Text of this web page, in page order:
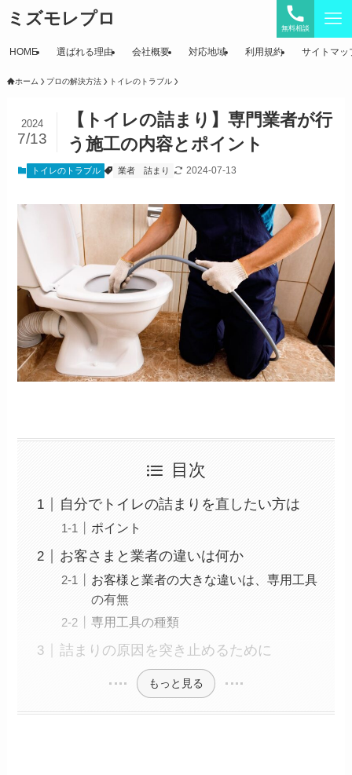
ミズモレプロ 無料相談
HOME 選ばれる理由 会社概要 対応地域 利用規約 サイトマッ
ホーム プロの解決方法 トイレのトラブル
【トイレの詰まり】専門業者が行
う施工の内容とポイント
2024
7/13
トイレのトラブル 業者 詰まり 2024-07-13
目次
自分でトイレの詰まりを直したい方は
ポイント
お客さまと業者の違いは何か
お客様と業者の大きな違いは、専用工具
の有無
専用工具の種類
詰まりの原因を突き止めるために
もっと見る